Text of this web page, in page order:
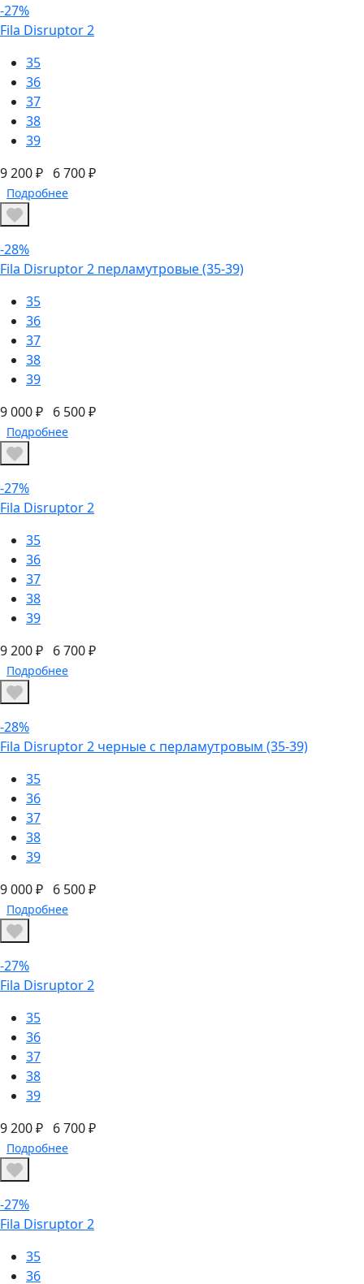
-27%
Fila Disruptor 2
35
36
37
38
39
9 200 ₽ 6 700 ₽
Подробнее
-28%
Fila Disruptor 2 перламутровые (35-39)
35
36
37
38
39
9 000 ₽ 6 500 ₽
Подробнее
-27%
Fila Disruptor 2
35
36
37
38
39
9 200 ₽ 6 700 ₽
Подробнее
-28%
Fila Disruptor 2 черные с перламутровым (35-39)
35
36
37
38
39
9 000 ₽ 6 500 ₽
Подробнее
-27%
Fila Disruptor 2
35
36
37
38
39
9 200 ₽ 6 700 ₽
Подробнее
-27%
Fila Disruptor 2
35
36